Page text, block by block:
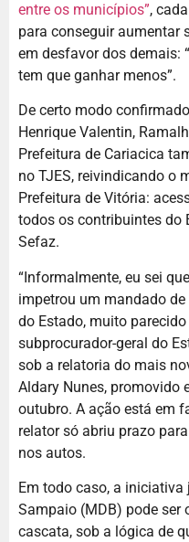
entre os municípios”,
para conseguir aumentar
em desfavor dos demais:
tem que ganhar menos”.
De certo modo
Henrique Valentin,
Prefeitura de Cariacica
no TJES, reivindicando o
Prefeitura de Vitória:
todos os contribuintes do
Sefaz.
“Informalmente, eu sei
impetrou um mandado
do Estado, muito
subprocurador-geral do
sob a relatoria do mais
Aldary Nunes, promovido
outubro. A ação está em
relator só abriu prazo
nos autos.
Em todo caso, a
Sampaio (MDB) pode ser
cascata, sob a lógica de